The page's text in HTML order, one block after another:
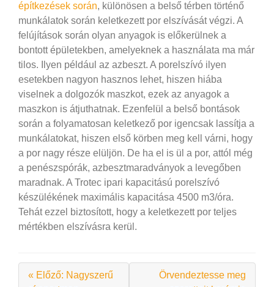
építkezések során, különösen a belső térben történő
munkálatok során keletkezett por elszívását végzi. A
felújítások során olyan anyagok is előkerülnek a
bontott épületekben, amelyeknek a használata ma már
tilos. Ilyen például az azbeszt. A porelszívó ilyen
esetekben nagyon hasznos lehet, hiszen hiába
viselnek a dolgozók maszkot, ezek az anyagok a
maszkon is átjuthatnak. Ezenfelül a belső bontások
során a folyamatosan keletkező por igencsak lassítja a
munkálatokat, hiszen első körben meg kell várni, hogy
a por nagy része elüljön. De ha el is ül a por, attól még
a penészspórák, azbesztmaradványok a levegőben
maradnak. A Trotec ipari kapacitású porelszívó
készülékének maximális kapacitása 4500 m3/óra.
Tehát ezzel biztosított, hogy a keletkezett por teljes
mértékben elszívásra kerül.
« Előző: Nagyszerű
Örvendeztesse meg